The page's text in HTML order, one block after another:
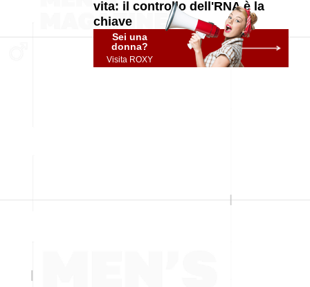
vita: il controllo dell'RNA è la
chiave
Sei una
donna?
Visita ROXY